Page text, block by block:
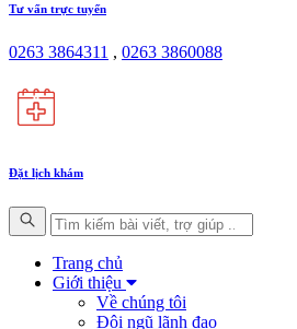
Tư vấn trực tuyến
0263 3864311 , 0263 3860088
Đặt lịch khám
Trang chủ
Giới thiệu
Về chúng tôi
Đội ngũ lãnh đạo